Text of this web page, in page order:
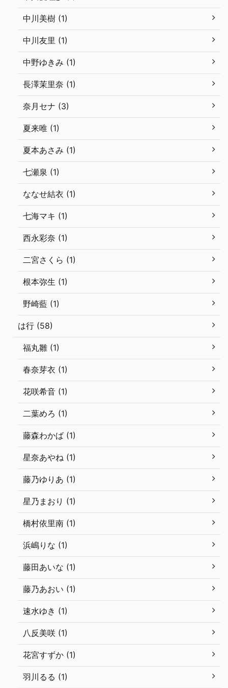
中川美樹 (1)
中川友里 (1)
中野ゆきみ (1)
長澤茉里奈 (1)
奈月セナ (3)
夏来唯 (1)
夏本あさみ (1)
七瀬泉 (1)
ななせ結衣 (1)
七海マキ (1)
西永彩奈 (1)
二宮さくら (1)
根本弥生 (1)
野崎藍 (1)
は行 (58)
福丸雛 (1)
春奈芽衣 (1)
花咲希音 (1)
二葉めろ (1)
藤森わかば (1)
星奈あやね (1)
藤乃ゆりあ (1)
星乃まおり (1)
橋村依里南 (1)
浜嶋りな (1)
藤田あいな (1)
藤乃あおい (1)
速水ゆき (1)
八反美咲 (1)
花宮すずか (1)
羽川るる (1)